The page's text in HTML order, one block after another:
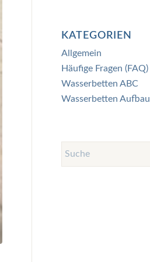
KATEGORIEN
Allgemein
Häufige Fragen (FAQ)
Wasserbetten ABC
Wasserbetten Aufbau